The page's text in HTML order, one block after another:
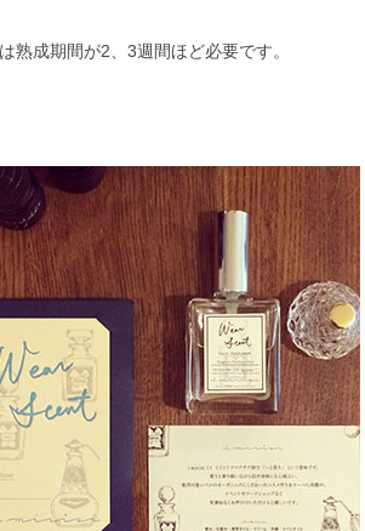
熟成期間が2、3週間ほど必要です。